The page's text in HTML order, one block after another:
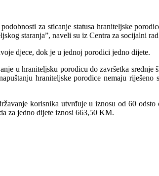
za sticanje statusa hraniteljske
staranja”, naveli su iz Centra za socijalni
djece, dok je u jednoj porodici jedno dijete.
u hraniteljsku porodicu do završetka
hraniteljske porodice nemaju
korisnika utvrđuje u iznosu od 60
za jedno dijete iznosi 663,50 KM.